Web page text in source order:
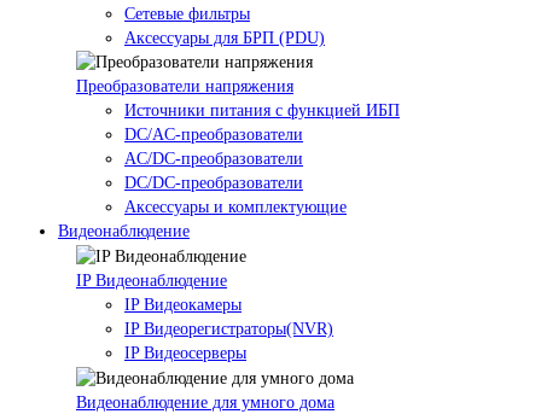
Сетевые фильтры
Аксессуары для БРП (PDU)
Преобразователи напряжения
Источники питания c функцией ИБП
DC/AC-преобразователи
AC/DC-преобразователи
DC/DC-преобразователи
Аксессуары и комплектующие
Видеонаблюдение
IP Видеонаблюдение
IP Видеокамеры
IP Видеорегистраторы(NVR)
IP Видеосерверы
Видеонаблюдение для умного дома